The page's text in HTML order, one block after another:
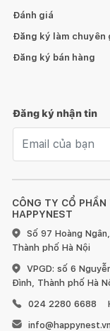
CÔNG TY CỔ
HAPPYNEST
Số 97 Hoàng
Thành phố Hà Nội
VPGD: số 6
Đình, Thành phố Hà
024 2280 6688
info@happynest.vn
Đánh giá
Đăng ký làm chuyên
Đăng ký bán hàng
Đăng ký nhận tin